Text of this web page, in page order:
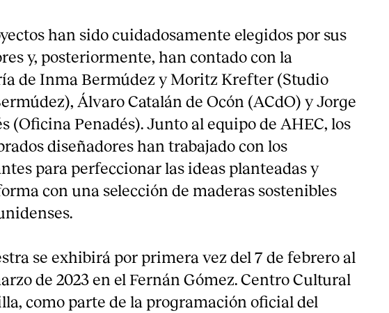
han sido cuidadosamente elegidos por sus
y, posteriormente, han contado con la
de Inma Bermúdez y Moritz Krefter (Studio
Álvaro Catalán de Ocón (ACdO) y Jorge
(Oficina Penadés). Junto al equipo de AHEC, los
diseñadores han trabajado con los
para perfeccionar las ideas planteadas y
con una selección de maderas sostenibles
se exhibirá por primera vez del 7 de febrero al
de 2023 en el Fernán Gómez. Centro Cultural
como parte de la programación oficial del